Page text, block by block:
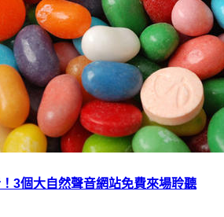
3個大自然聲音網站免費來場聆聽